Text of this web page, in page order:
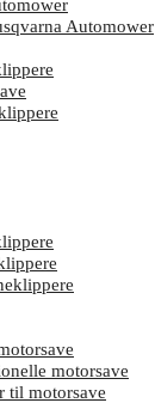
Automower
motorsave
til motorsave